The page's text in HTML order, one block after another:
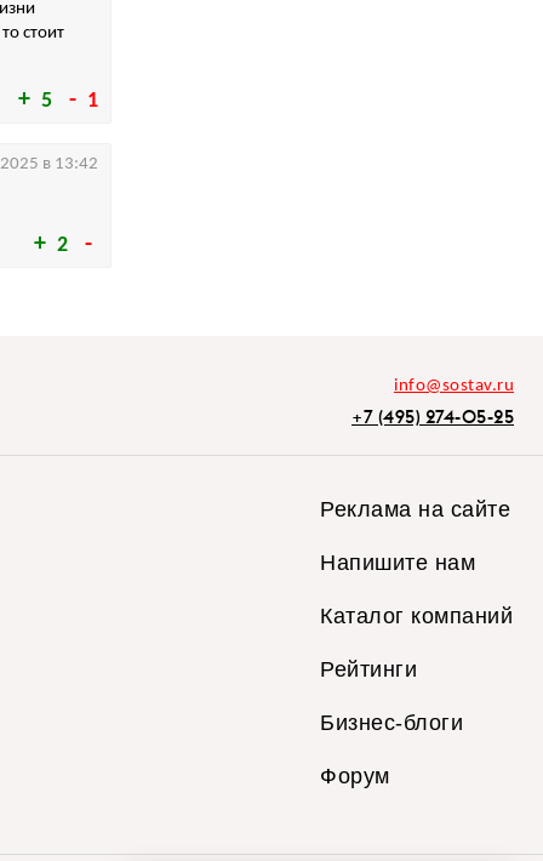
5 1
стоит
2
в 13:42
info@sostav.ru
+7 (495) 274-05-25
Реклама на сайте
Напишите нам
Каталог компаний
Рейтинги
Бизнес-блоги
Форум